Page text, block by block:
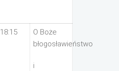
18:15
O Boże
błogosławieństwo
i